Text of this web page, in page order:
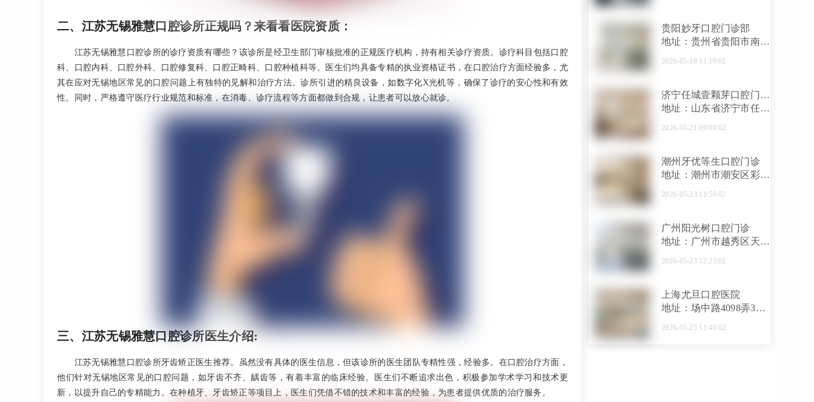
二、江苏无锡雅慧口腔诊所正规吗？来看看医院资质：
江苏无锡雅慧口腔诊所的诊疗资质有哪些？该诊所是经卫生部门审核批准的正规医疗机构，持有相关诊疗资质。诊疗科目包括口腔
科、口腔内科、口腔外科、口腔修复科、口腔正畸科、口腔种植科等。医生们均具备专精的执业资格证书，在口腔治疗方面经验多，尤
其在应对无锡地区常见的口腔问题上有独特的见解和治疗方法。诊所引进的精良设备，如数字化X光机等，确保了诊疗的安心性和有效
性。同时，严格遵守医疗行业规范和标准，在消毒、诊疗流程等方面都做到合规，让患者可以放心就诊。
三、江苏无锡雅慧口腔诊所医生介绍:
江苏无锡雅慧口腔诊所牙齿矫正医生推荐。虽然没有具体的医生信息，但该诊所的医生团队专精性强，经验多。在口腔治疗方面，
他们针对无锡地区常见的口腔问题，如牙齿不齐、龋齿等，有着丰富的临床经验。医生们不断追求出色，积极参加学术学习和技术更
新，以提升自己的专精能力。在种植牙、牙齿矫正等项目上，医生们凭借不错的技术和丰富的经验，为患者提供优质的治疗服务。
贵阳妙牙口腔门诊部
地址：贵州省贵阳市南明
2026-05-18 11:19:02
济宁任城壹颗芽口腔门诊
部
地址：山东省济宁市任城
2026-05-21 09:08:02
潮州牙优等生口腔门诊
地址：潮州市潮安区彩塘
2026-05-23 11:50:02
广州阳光树口腔门诊
地址：广州市越秀区天河
2026-05-23 12:23:02
上海尤旦口腔医院
地址：场中路4098弄38
2026-05-25 11:49:02